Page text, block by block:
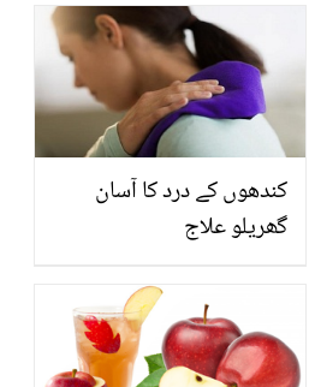
لڑکیوں کی بڑھتی ہوئی
ڈیمانڈ کے 5 نقصانات
کندھوں کے درد کا آسان
گھریلو علاج